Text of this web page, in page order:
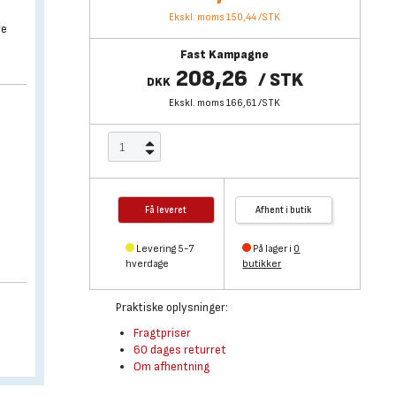
Ekskl. moms 150,44/STK
Fast Kampagne
DKK 208,26 /STK
Ekskl. moms 166,61/STK
Få leveret
Levering 5-7
hverdage
Afhent i butik
På lager i 0
butikker
Praktiske oplysninger:
Fragtpriser
60 dages returret
Om afhentning